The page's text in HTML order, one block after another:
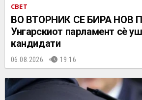
СВЕТ
ВО ВТОРНИК СЕ БИРА НОВ
Унгарскиот парламент сè
кандидати
06.08.2026. 19:16